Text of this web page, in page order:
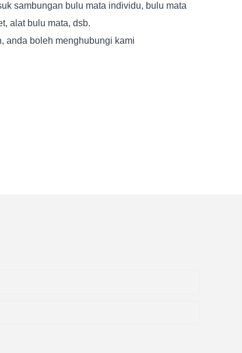
sambungan bulu mata individu, bulu mata
alat bulu mata, dsb.
anda boleh menghubungi kami